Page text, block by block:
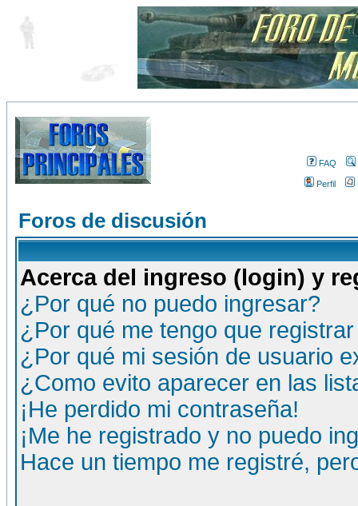
FAQ
Perfil
Foros de discusión
Acerca del ingreso (login) y
¿Por qué no puedo ingresar?
¿Por qué me tengo que
¿Por qué mi sesión de usuario
¿Como evito aparecer en las
¡He perdido mi contraseña!
¡Me he registrado y no puedo
Hace un tiempo me registré,